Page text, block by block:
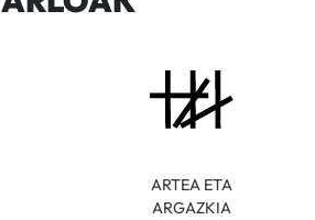
ARTEA ETA
ARGAZKIA